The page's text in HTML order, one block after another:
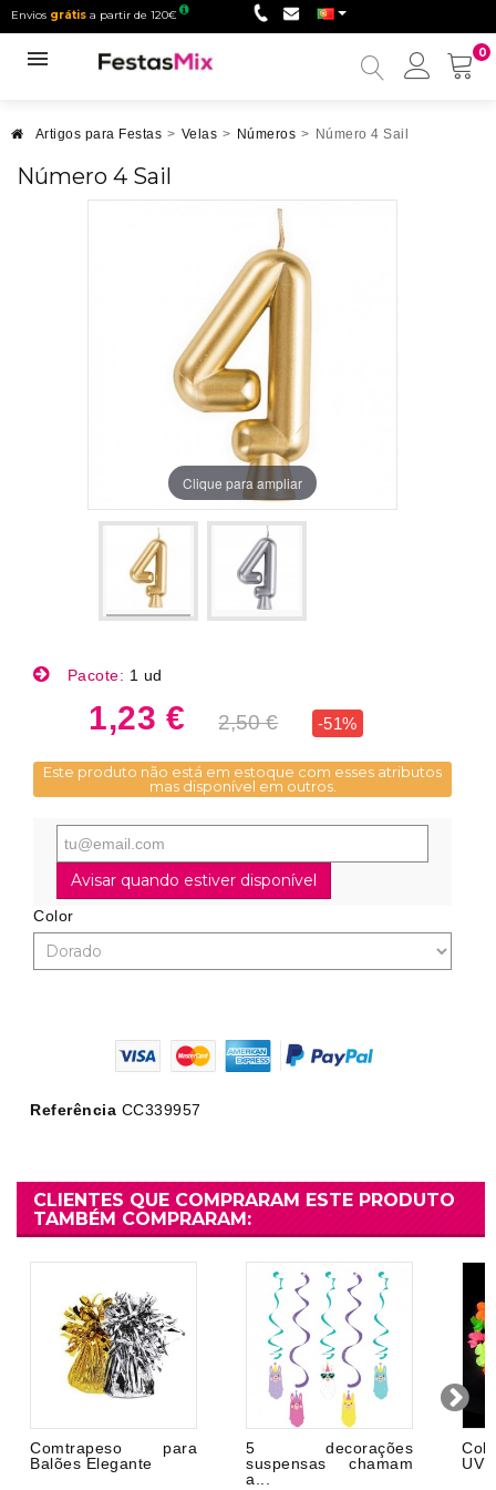
Envios grátis a partir de 120€
0
Minha
Artigos para Festas > Velas > Números > Número 4 Sail
Número 4 Sail
Clique para ampliar
Pacote: 1 ud
1,23 € 2,50 € -51%
Este produto não está em estoque com esses atributos
mas disponível em outros.
Avisar quando estiver disponível
Color
Referência CC339957
CLIENTES QUE COMPRARAM ESTE PRODUTO
TAMBÉM COMPRARAM:
Comtrapeso para
Balões Elegante
5 decorações
suspensas chamam
a...
UV